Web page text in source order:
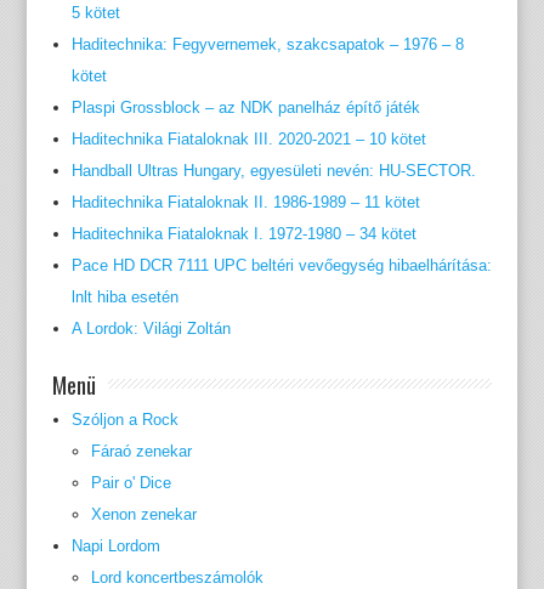
5 kötet
Haditechnika: Fegyvernemek, szakcsapatok – 1976 – 8
kötet
Plaspi Grossblock – az NDK panelház építő játék
Haditechnika Fiataloknak III. 2020-2021 – 10 kötet
Handball Ultras Hungary, egyesületi nevén: HU-SECTOR.
Haditechnika Fiataloknak II. 1986-1989 – 11 kötet
Haditechnika Fiataloknak I. 1972-1980 – 34 kötet
Pace HD DCR 7111 UPC beltéri vevőegység hibaelhárítása:
lnlt hiba esetén
A Lordok: Világi Zoltán
Menü
Szóljon a Rock
Fáraó zenekar
Pair o' Dice
Xenon zenekar
Napi Lordom
Lord koncertbeszámolók